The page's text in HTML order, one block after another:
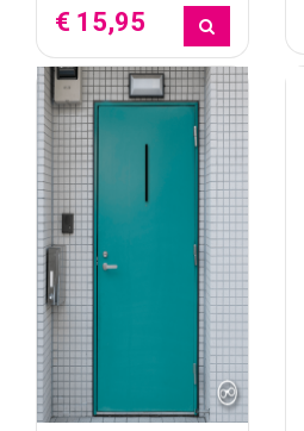
€ 15,95